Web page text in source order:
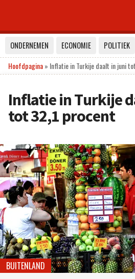
ONDERNEMEN ECONOMIE POLITIEK
Hoofdpagina» Inflatie in Turkije daalt in juni
Inflatie in Turkije
tot 32,1 procent
BUITENLAND